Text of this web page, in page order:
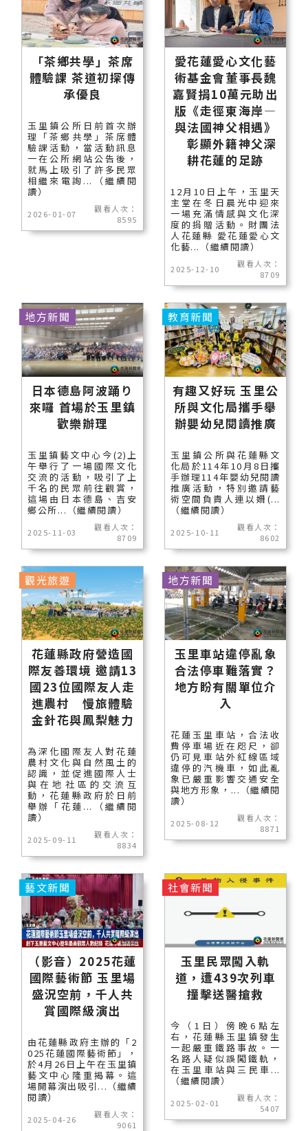
「茶鄉共學」茶席
體驗課 茶道初探傳
承優良
玉里鎮公所日前首次辦
理「茶鄉共學」茶席體
驗課活動，當活動訊息
一在公所網站公告後，
就馬上吸引了許多民眾
相繼來電詢...（繼續閱
讀）
2026-01-07
觀看人次：
8595
愛花蓮愛心文化藝
術基金會董事長魏
嘉賢捐10萬元助出
版《走徑東海岸—
與法國神父相遇》
彰顯外籍神父深
耕花蓮的足跡
12月10日上午，玉里天
主堂在冬日晨光中迎來
一場充滿情感與文化深
度的捐贈活動。財團法
人花蓮縣 愛花蓮愛心文
化藝...（繼續閱讀）
2025-12-10
觀看人次：
8709
日本德島阿波踊り
來囉 首場於玉里鎮
歡樂辦理
玉里鎮藝文中心今(2)上
午舉行了一場國際文化
交流的活動，吸引了上
千名的民眾前往觀賞，
這場由日本德島、吉安
鄉公所...（繼續閱讀）
2025-11-03
觀看人次：
8709
地方新聞
有趣又好玩 玉里公
所與文化局攜手舉
辦嬰幼兒閱讀推廣
玉里鎮公所與花蓮縣文
化局於114年10月8日攜
手辦理114年嬰幼兒閱讀
推廣活動，特別邀請藝
術空間負責人連以姍(...
（繼續閱讀）
2025-10-11
觀看人次：
8602
教育新聞
花蓮縣政府營造國
際友善環境 邀請13
國23位國際友人走
進農村 慢旅體驗
金針花與鳳梨魅力
為深化國際友人對花蓮
農村文化與自然風土的
認識，並促進國際人士
與在地社區的交流互
動，花蓮縣政府於日前
舉辦「花蓮...（繼續閱
讀）
2025-09-11
觀看人次：
8834
觀光旅遊
玉里車站違停亂象
合法停車難落實？
地方盼有關單位介
入
花蓮玉里車站，合法收
費停車場近在咫尺，卻
仍可見車站外紅線區域
違停的汽機車，如此亂
象已嚴重影響交通安全
與地方形象，...（繼續閱
讀）
2025-08-12
觀看人次：
8871
地方新聞
（影音）2025花蓮
國際藝術節 玉里場
盛況空前，千人共
賞國際級演出
由花蓮縣政府主辦的「2
025花蓮國際藝術節」，
於4月26日上午在玉里鎮
藝文中心隆重揭幕。這
場開幕演出吸引...（繼續
閱讀）
2025-04-26
觀看人次：
9061
藝文新聞
玉里民眾闖入軌
道，遭439次列車
撞擊送醫搶救
今（1日）傍晚6點左
右，花蓮縣玉里鎮發生
一起嚴重鐵路事故。一
名路人疑似誤闖鐵軌，
在玉里車站與三民車...
（繼續閱讀）
2025-02-01
觀看人次：
5407
社會新聞